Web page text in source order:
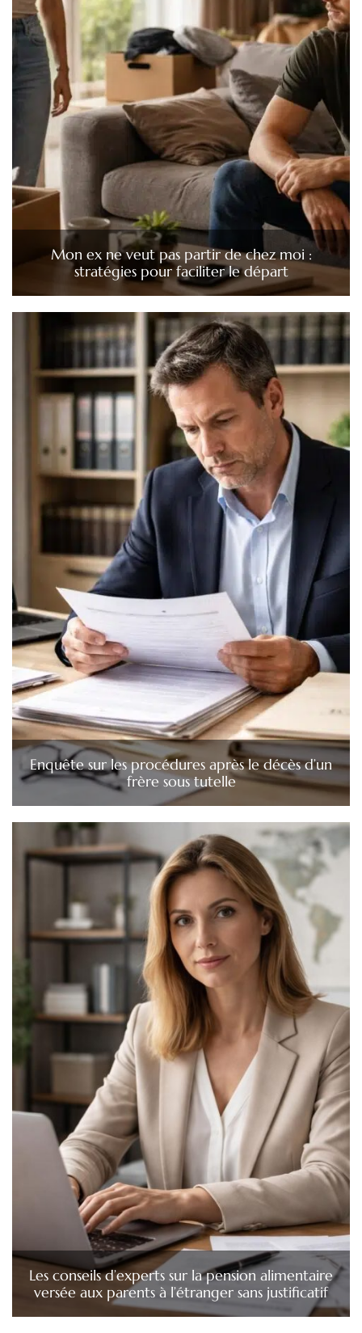
Mon ex ne veut pas partir de chez moi :
stratégies pour faciliter le départ
Enquête sur les procédures après le décès d’un
frère sous tutelle
Les conseils d’experts sur la pension alimentaire
versée aux parents à l’étranger sans justificatif